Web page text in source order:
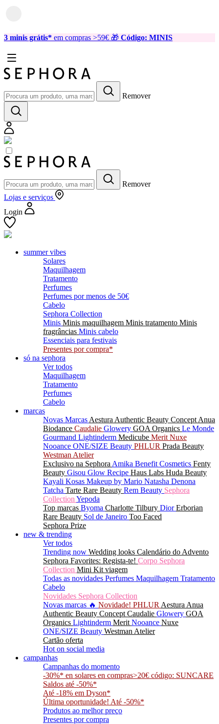
3 minis grátis* em compras >59€ 🎁 Código: MINIS
Remover
Remover
Lojas e serviços
Login
summer vibes
Solares
Maquilhagem
Tratamento
Perfumes
Perfumes por menos de 50€
Cabelo
Sephora Collection
Minis Minis maquilhagem Minis tratamento Minis
fragrâncias Minis cabelo
Essenciais para festivais
Presentes por compra*
só na sephora
Ver todos
Maquilhagem
Tratamento
Perfumes
Cabelo
marcas
Novas Marcas Aestura Authentic Beauty Concept Anua
Biodance Caudalie Glowery GOA Organics Le Monde
Gourmand Lightinderm Medicube Merit Nuxe
Nooance ONE/SIZE Beauty PHLUR Prada Beauty
Westman Atelier
Exclusivo na Sephora Amika Benefit Cosmetics Fenty
Beauty Gisou Glow Recipe Haus Labs Huda Beauty
Kayali Kosas Makeup by Mario Natasha Denona
Tatcha Tarte Rare Beauty Rem Beauty Sephora
Collection Yepoda
Top marcas Byoma Charlotte Tilbury DiorErborian
Rare Beauty Sol de Janeiro Too Faced
Sephora Prize
new & trending
Ver todos
Trending now Wedding looks Calendário do Advento
Sephora Favorites: Regista-te! Corpo Sephora
Collection Mini Kit viagem
Todas as novidades Perfumes Maquilhagem Tratamento
Cabelo
Novidades Sephora Collection
Novas marcas 🔥 Novidade! PHLUR Aestura Anua
Authentic Beauty Concept Caudalie Glowery GOA
Organics Lightinderm Merit Nooance Nuxe
ONE/SIZE Beauty Westman Atelier
Cartão oferta
Hot on social media
campanhas
Campanhas do momento
-30%* en solares en compras>20€ código: SUNCARE
Saldos até -50%*
Até -18% em Dyson*
Última oportunidade! Até -50%*
Produtos ao melhor preço
Presentes por compra